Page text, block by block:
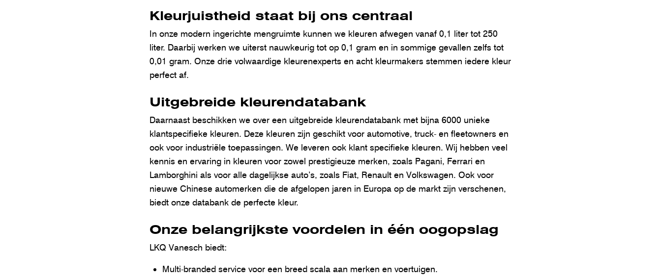
Kleurjuistheid staat bij ons centraal
In onze modern ingerichte mengruimte kunnen we kleuren afwegen vanaf 0,1 liter tot 250
liter. Daarbij werken we uiterst nauwkeurig tot op 0,1 gram en in sommige gevallen zelfs tot
0,01 gram. Onze drie volwaardige kleurenexperts en acht kleurmakers stemmen iedere kleur
perfect af.
Uitgebreide kleurendatabank
Daarnaast beschikken we over een uitgebreide kleurendatabank met bijna 6000 unieke
klantspecifieke kleuren. Deze kleuren zijn geschikt voor automotive, truck- en fleetowners en
ook voor industriële toepassingen. We leveren ook klant specifieke kleuren. Wij hebben veel
kennis en ervaring in kleuren voor zowel prestigieuze merken, zoals Pagani, Ferrari en
Lamborghini als voor alle dagelijkse auto’s, zoals Fiat, Renault en Volkswagen. Ook voor
nieuwe Chinese automerken die de afgelopen jaren in Europa op de markt zijn verschenen,
biedt onze databank de perfecte kleur.
Onze belangrijkste voordelen in één oogopslag
LKQ Vanesch biedt:
Multi-branded service voor een breed scala aan merken en voertuigen.